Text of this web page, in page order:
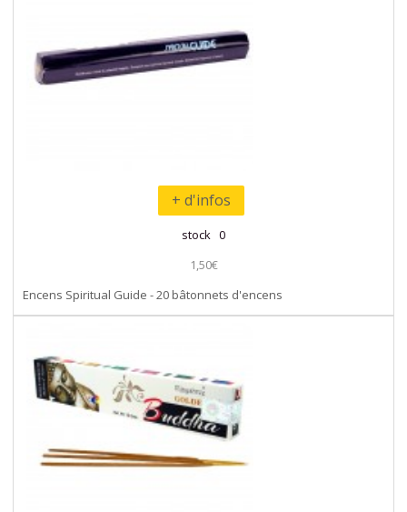
+ d'infos
stock 0
1,50€
Encens Spiritual Guide - 20 bâtonnets d'encens